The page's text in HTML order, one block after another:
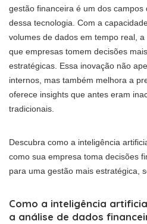
gestão financeira é um dos campos
dessa tecnologia. Com a
volumes de dados em tempo real,
que empresas tomem decisões
estratégicas. Essa inovação não
internos, mas também melhora a
oferece insights que antes eram
tradicionais.
Descubra como a inteligência
como sua empresa toma decisões
para uma gestão mais estratégica,
Como a inteligência
a análise de dados